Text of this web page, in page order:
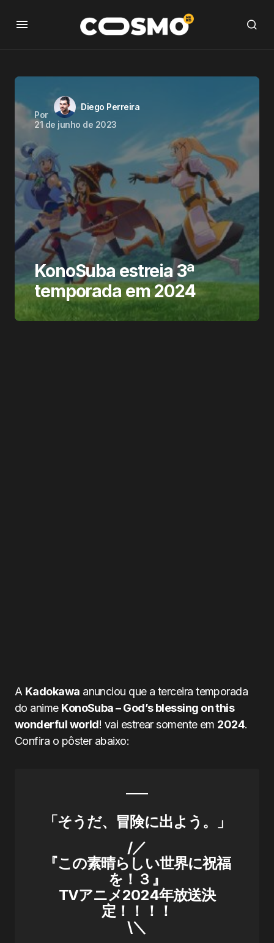
Por
Diego Perreira
21 de junho de 2023
KonoSuba estreia 3ª
temporada em 2024
A Kadokawa anunciou que a terceira temporada
do anime KonoSuba – God’s blessing on this
wonderful world! vai estrear somente em 2024.
Confira o pôster abaixo:
「そうだ、冒険に出よう。」
/／
『この素晴らしい世界に祝福
を！３』
TVアニメ2024年放送決
定！！！！
\＼